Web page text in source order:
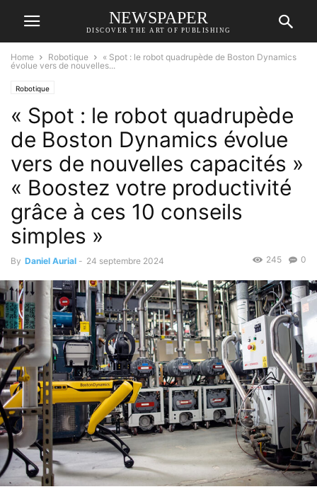
NEWSPAPER
DISCOVER THE ART OF PUBLISHING
Home Robotique
« Spot : le robot quadrupède de Boston Dynamics
évolue vers de nouvelles...
Robotique
« Spot : le robot quadrupède
de Boston Dynamics évolue
vers de nouvelles capacités »
« Boostez votre productivité
grâce à ces 10 conseils
simples »
By Daniel Aurial - 24 septembre 2024 0
245